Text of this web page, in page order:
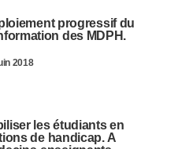
progressif du
des MDPH.
2018
les étudiants en
de handicap. A